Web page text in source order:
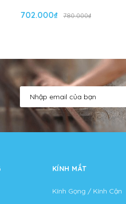
702.000₫ 780.000₫
KÍNH MẮT
Kính Gọng / Kính Cận